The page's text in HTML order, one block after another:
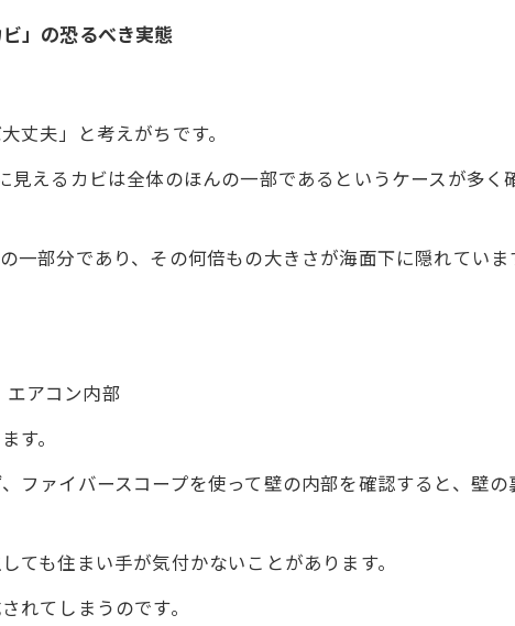
いと家族を守る最重要対策
」の恐るべき実態
丈夫」と考えがちです。
えるカビは全体のほんの一部であるというケースが多く
部分であり、その何倍もの大きさが海面下に隠れていま
エアコン内部
す。
ァイバースコープを使って壁の内部を確認すると、壁の
も住まい手が気付かないことがあります。
れてしまうのです。